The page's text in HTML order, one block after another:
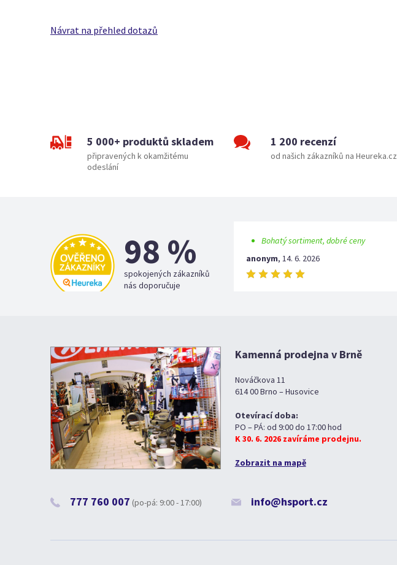
Návrat na přehled dotazů
5 000+ produktů skladem
připravených k okamžitému
odeslání
1 200 recenzí
od našich zákazníků na Heureka.cz
98 %
spokojených zákazníků
nás doporučuje
Bohatý sortiment, dobré ceny
anonym, 14. 6. 2026
Kamenná prodejna v Brně
Nováčkova 11
614 00 Brno – Husovice
Otevírací doba:
PO – PÁ: od 9:00 do 17:00 hod
K 30. 6. 2026 zavíráme prodejnu.
Zobrazit na mapě
777 760 007 (po-pá: 9:00 - 17:00) info@hsport.cz